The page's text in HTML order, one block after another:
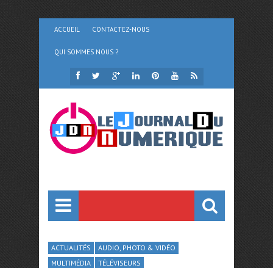
ACCUEIL CONTACTEZ-NOUS
QUI SOMMES NOUS ?
ACTUALITÉS
AUDIO, PHOTO & VIDÉO
MULTIMÉDIA
TÉLÉVISEURS